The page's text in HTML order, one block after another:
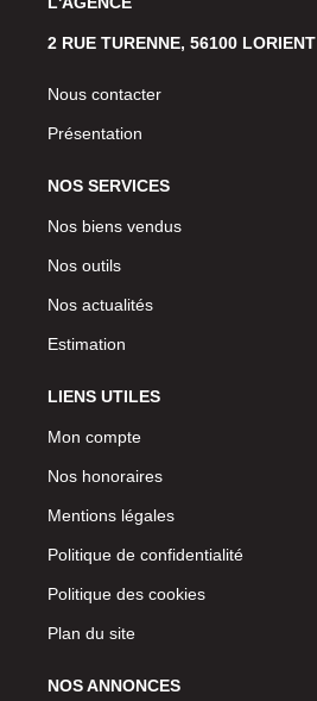
2 RUE TURENNE, 56100 LORIENT
Nous contacter
Présentation
NOS SERVICES
Nos biens vendus
Nos outils
Nos actualités
Estimation
LIENS UTILES
Mon compte
Nos honoraires
Mentions légales
Politique de confidentialité
Politique des cookies
Plan du site
NOS ANNONCES